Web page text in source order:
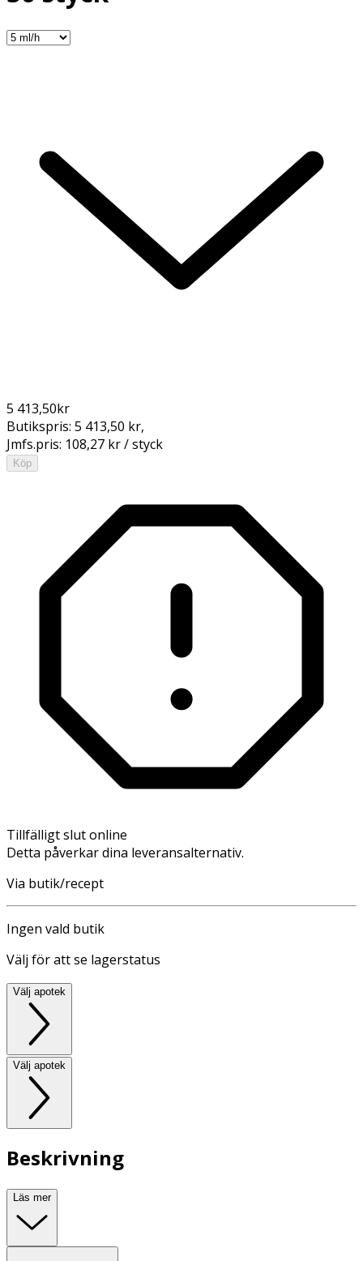
5 413,50kr
Butikspris: 5 413,50 kr,
Jmfs.pris: 108,27 kr / styck
Köp
Tillfälligt slut online
Detta påverkar dina leveransalternativ.
Via butik/recept
Ingen vald butik
Välj för att se lagerstatus
Välj apotek
Välj apotek
Beskrivning
Läs mer